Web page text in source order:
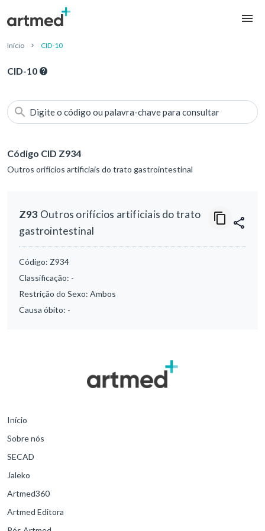
Início CID-10
CID-10
Digite o código ou palavra-chave para consultar
Código CID Z934
Outros orifícios artificiais do trato gastrointestinal
Z93 Outros orifícios artificiais do trato
gastrointestinal
Código: Z934
Classificação: -
Restrição do Sexo: Ambos
Causa óbito: -
Início
Sobre nós
SECAD
Jaleko
Artmed360
Artmed Editora